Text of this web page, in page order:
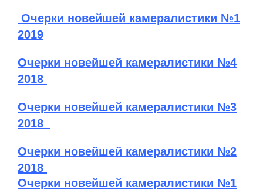
Очерки новейшей камералистики №1
2019
Очерки новейшей камералистики №4
2018
Очерки новейшей камералистики №3
2018
Очерки новейшей камералистики №2
2018
Очерки новейшей камералистики №1